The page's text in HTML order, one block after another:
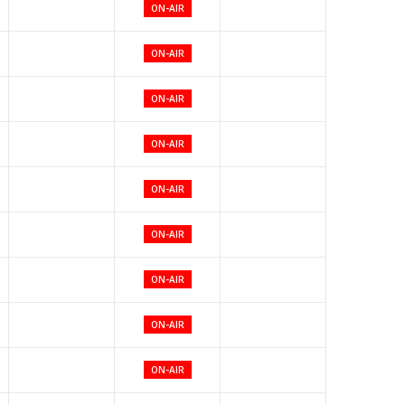
ON-AIR
ON-AIR
ON-AIR
ON-AIR
ON-AIR
ON-AIR
ON-AIR
ON-AIR
ON-AIR